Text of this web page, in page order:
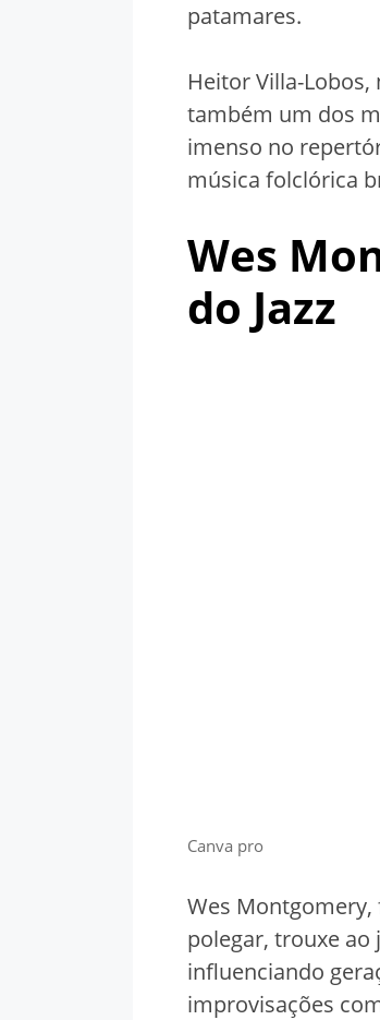
patamares.
Heitor Villa-
também um dos
imenso no
música folclórica
Wes
do Jazz
Canva pro
Wes
polegar, trouxe ao
influenciando
improvisações